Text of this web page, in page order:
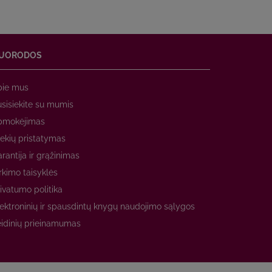
mus
su mumis
pristatymas
ir grąžinimas
taisyklės
politika
ir spausdintų knygų naudojimo sąlygos
prieinamumas